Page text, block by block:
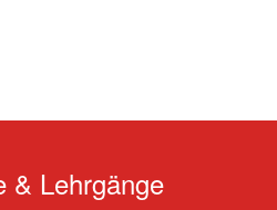
& Lehrgänge